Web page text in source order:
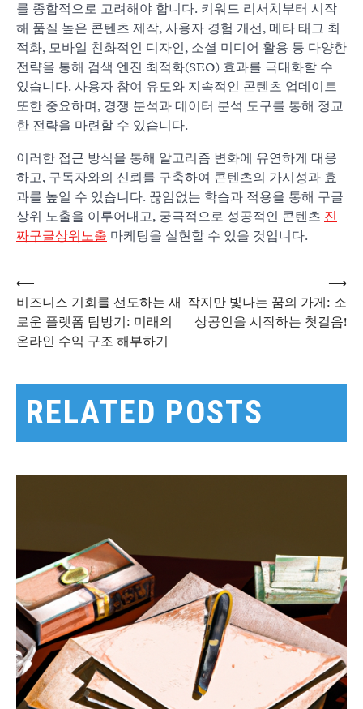
를 종합적으로 고려해야 합니다. 키워드 리서치부터 시작
해 품질 높은 콘텐츠 제작, 사용자 경험 개선, 메타 태그 최
적화, 모바일 친화적인 디자인, 소셜 미디어 활용 등 다양한
전략을 통해 검색 엔진 최적화(SEO) 효과를 극대화할 수
있습니다. 사용자 참여 유도와 지속적인 콘텐츠 업데이트
또한 중요하며, 경쟁 분석과 데이터 분석 도구를 통해 정교
한 전략을 마련할 수 있습니다.
이러한 접근 방식을 통해 알고리즘 변화에 유연하게 대응
하고, 구독자와의 신뢰를 구축하여 콘텐츠의 가시성과 효
과를 높일 수 있습니다. 끊임없는 학습과 적용을 통해 구글
상위 노출을 이루어내고, 궁극적으로 성공적인 콘텐츠 진
짜구글상위노출 마케팅을 실현할 수 있을 것입니다.
글
탐
색
⟵
비즈니스 기회를 선도하는 새
로운 플랫폼 탐방기: 미래의
온라인 수익 구조 해부하기
작지만 빛나는 꿈의 가게: 소
상공인을 시작하는 첫걸음!
⟶
RELATED POSTS